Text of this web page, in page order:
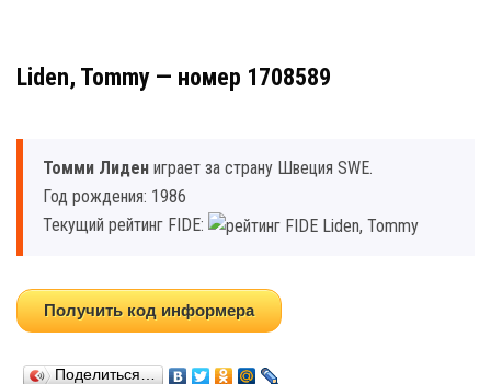
Liden, Tommy — номер 1708589
Томми Лиден играет за страну Швеция SWE.
Год рождения: 1986
Текущий рейтинг FIDE:
Получить код информера
Поделиться…